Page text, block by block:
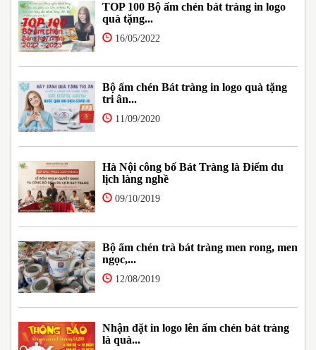
TOP 100 Bộ ấm chén bát tràng in logo
quà tặng...
16/05/2022
Bộ ấm chén Bát tràng in logo quà tặng
tri ân...
11/09/2020
Hà Nội công bố Bát Tràng là Điểm du
lịch làng nghề
09/10/2019
Bộ ấm chén trà bát tràng men rong, men
ngọc,...
12/08/2019
Nhận đặt in logo lên ấm chén bát tràng
là quà...